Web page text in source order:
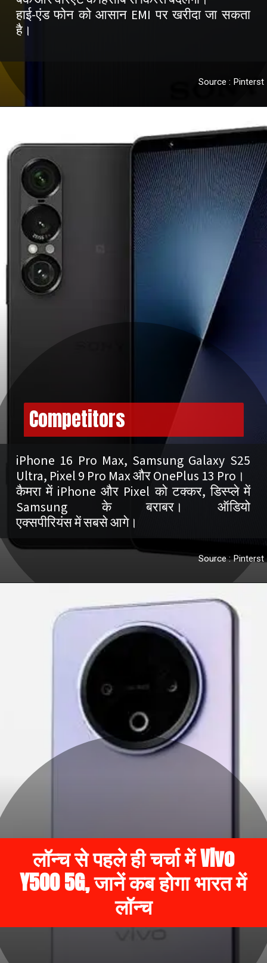
हाई-एंड फोन को आसान EMI पर खरीदा जा सकता
है।
Source : Pinterst
Competitors
iPhone 16 Pro Max, Samsung Galaxy S25
Ultra, Pixel 9 Pro Max और OnePlus 13 Pro।
कैमरा में iPhone और Pixel को टक्कर, डिस्प्ले में
Samsung के बराबर। ऑडियो
एक्सपीरियंस में सबसे आगे।
Source : Pinterst
लॉन्च से पहले ही चर्चा में Vivo
Y500 5G, जानें कब होगा भारत में
लॉन्च